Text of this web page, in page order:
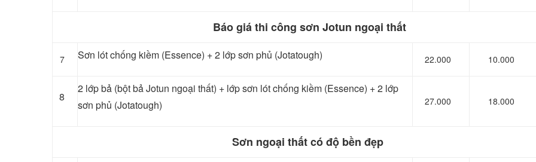
Báo giá thi công sơn Jotun ngoại thất
7 Sơn lót chống kiềm (Essence) + 2 lớp sơn phủ (Jotatough) 22.000 10.000
8
2 lớp bả (bột bả Jotun ngoại thất) + lớp sơn lót chống kiềm (Essence) + 2 lớp
sơn phủ (Jotatough)
27.000 18.000
Sơn ngoại thất có độ bền đẹp